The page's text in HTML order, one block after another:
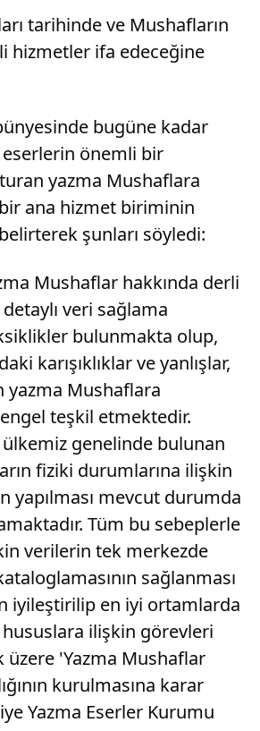
tarihinde ve Mushafların
hizmetler ifa edeceğine
bugüne kadar
önemli bir
yazma Mushaflara
ana hizmet biriminin
şunları söyledi:
Mushaflar hakkında derli
veri sağlama
bulunmakta olup,
karışıklıklar ve yanlışlar,
yazma Mushaflara
teşkil etmektedir.
ülkemiz genelinde bulunan
fiziki durumlarına ilişkin
yapılması mevcut durumda
Tüm bu sebeplerle
verilerin tek merkezde
sağlanması
iyileştirilip en iyi ortamlarda
ilişkin görevleri
'Yazma Mushaflar
kurulmasına karar
Yazma Eserler Kurumu